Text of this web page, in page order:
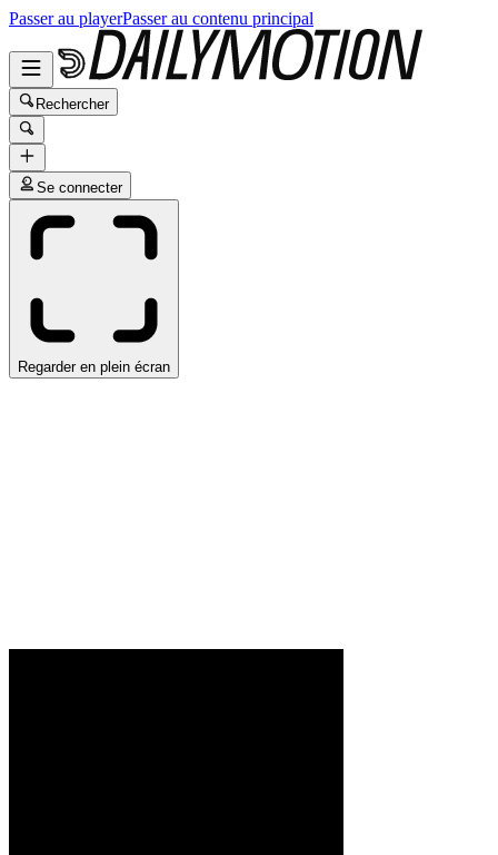
Passer au playerPasser au contenu principal
Rechercher
Se connecter
Regarder en plein écran